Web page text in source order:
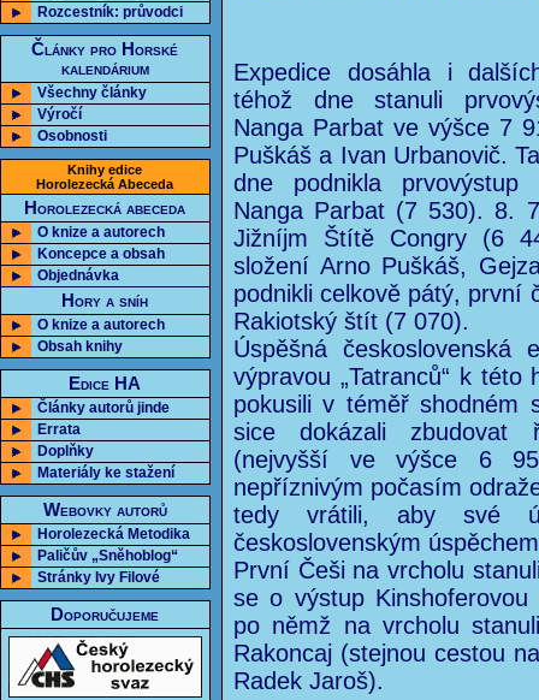
Rozcestník: průvodci
Články pro Horské
kalendárium
Všechny články
Výročí
Osobnosti
Knihy edice
Horolezecká Abeceda
Horolezecká abeceda
O knize a autorech
Koncepce a obsah
Objednávka
Hory a sníh
O knize a autorech
Obsah knihy
Edice HA
Články autorů jinde
Errata
Doplňky
Materiály ke stažení
Webovky autorů
Horolezecká Metodika
Paličův „Sněhoblog“
Stránky Ivy Filové
Doporučujeme
Expedice dosáhla i
téhož dne stanuli
Nanga Parbat ve výšce 7
Puškáš a Ivan Urbanovič.
dne podnikla prvovýstup
Nanga Parbat (7 530). 8.
Jižníjm Štítě Congry (6
složení Arno Puškáš,
podnikli celkově pátý, první
Rakiotský štít (7 070).
Úspěšná československá
výpravou „Tatranců“ k
pokusili v téměř shodném
sice dokázali zbudovat
(nejvyšší ve výšce 6
nepříznivým počasím
tedy vrátili, aby své
československým
První Češi na vrcholu
se o výstup
po němž na vrcholu
Rakoncaj (stejnou cestou
Radek Jaroš).